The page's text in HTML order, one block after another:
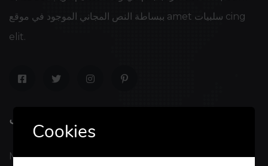
ببساطة النص المجاني الموجود في موقع amet سلبيات cing
elit.
يستكشف
Meet Our Team
Cookies